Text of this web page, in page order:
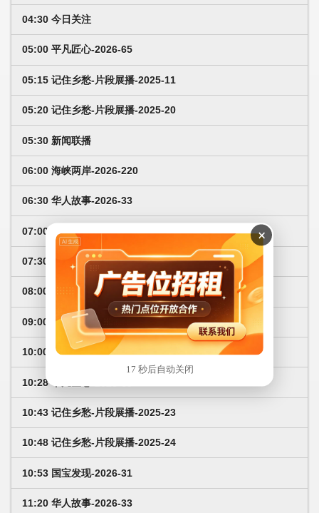
04:30 今日关注
05:00 平凡匠心-2026-65
05:15 记住乡愁-片段展播-2025-11
05:20 记住乡愁-片段展播-2025-20
05:30 新闻联播
06:00 海峡两岸-2026-220
06:30 华人故事-2026-33
07:00 中国新闻
07:30 今日关注
08:00 今日环球
09:00 中国文艺-致敬经典2026-32
10:00 深度国际-2026年8月-2
10:28 平凡匠心-2026-65
10:43 记住乡愁-片段展播-2025-23
10:48 记住乡愁-片段展播-2025-24
10:53 国宝发现-2026-31
11:20 华人故事-2026-33
×
17 秒后自动关闭